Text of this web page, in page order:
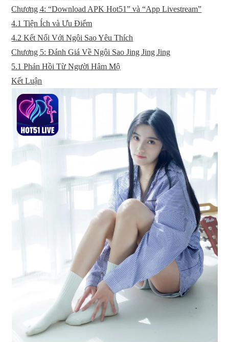
Chương 4: “Download APK Hot51” và “App Livestream”
4.1 Tiện Ích và Ưu Điểm
4.2 Kết Nối Với Ngôi Sao Yêu Thích
Chương 5: Đánh Giá Về Ngôi Sao Jing Jing Jing
5.1 Phản Hồi Từ Người Hâm Mộ
Kết Luận